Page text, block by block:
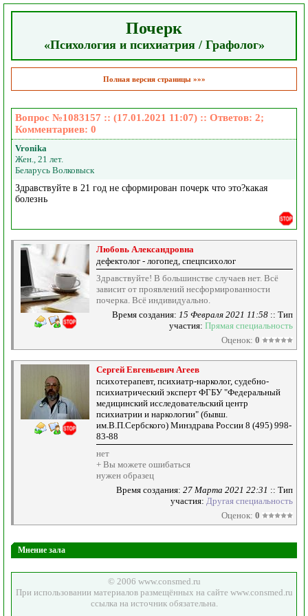
Почерк
«Психология и психиатрия / Графолог»
Полная версия страницы »»»
Вопрос №1083157 :: (17.01.2021 11:07) :: Ответов: 2;
Комментариев: 0
Vronika
Жен., 21 лет.
Беларусь Волковыск
Здравствуйте в 21 год не сформирован почерк что это?какая
болезнь
Любовь Александровна
дефектолог - логопед, спецпсихолог
Здравствуйте! В большинстве случаев нет. Всё
зависит от проявлений несформированности
почерка. Всё индивидуально.
Время создания: 15 Февраля 2021 11:58 :: Тип
участия: Прямая специальность
Оценок: 0
Сергей Евгеньевич Агеев
психотерапевт, психиатр-нарколог, судебно-
психиатрический эксперт ФГБУ "Федеральный
медицинский исследовательский центр
психиатрии и наркологии" (бывш.
им.В.П.Сербского) Минздрава России 8 (495) 998-
83-88
нет
+ Вы можете ошибаться
нужен образец
Время создания: 27 Марта 2021 22:31 :: Тип
участия: Другая специальность
Оценок: 0
Мнение зала
© 2006 www.consmed.ru
При использовании материалов размещённых на сайте www.consmed.ru
ссылка на источник обязательна.